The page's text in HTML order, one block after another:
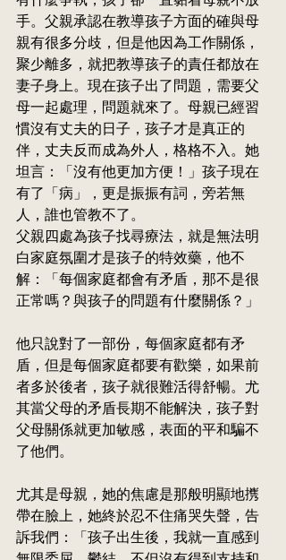
手。父親承認在教導孩子方面的確與母
親有很多分歧，但是他因為工作關係，
聚少離多，就把教導孩子的責任都放在
妻子身上。現在孩子出了問題，需要父
母一起處理，問題就來了。母親已經習
慣沒有丈夫的日子，孩子才是真正的
伴，丈夫反而成為外人，格格不入。她
坦言：「沒有他更加方便！」孩子現在
有了「病」，更是振振有詞，旁若無
人，誰也管教不了。
父親四處為孩子找尋療法，就是無法明
白家庭氛圍才是孩子的特效藥，他不
解：「每個家庭都會有矛盾，那不是很
正常嗎？與孩子的問題有什麼關係？」
他只說對了一部份，每個家庭都有矛
盾，但是每個家庭都要有歡樂，如果前
者多於後者，孩子就很難活得舒暢。尤
其當父母的矛盾長期不能解決，孩子對
父母關係就更加敏感，表面的平和騙不
了他們。
尤其是母親，她的焦慮是那般明顯地㩗
帶在臉 上，她終於忍不住痛哭失聲，告
訴我們：「孩子出生後，我就一直感到